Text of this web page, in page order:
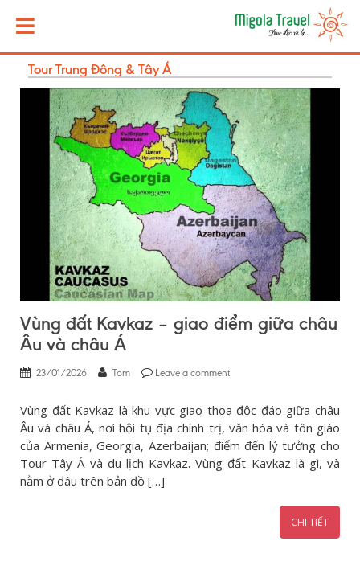
Tour Trung Đông & Tây Á
Vùng đất Kavkaz – giao điểm giữa châu
Âu và châu Á
23/01/2026 Tom Leave a comment
Vùng đất Kavkaz là khu vực giao thoa độc đáo giữa châu
Âu và châu Á, nơi hội tụ địa chính trị, văn hóa và tôn giáo
của Armenia, Georgia, Azerbaijan; điểm đến lý tưởng cho
Tour Tây Á và du lịch Kavkaz. Vùng đất Kavkaz là gì, và
nằm ở đâu trên bản đồ […]
CHI TIẾT